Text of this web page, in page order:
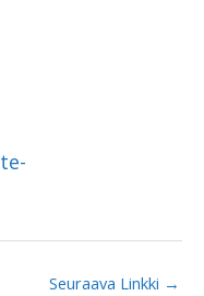
Seuraava Linkki →